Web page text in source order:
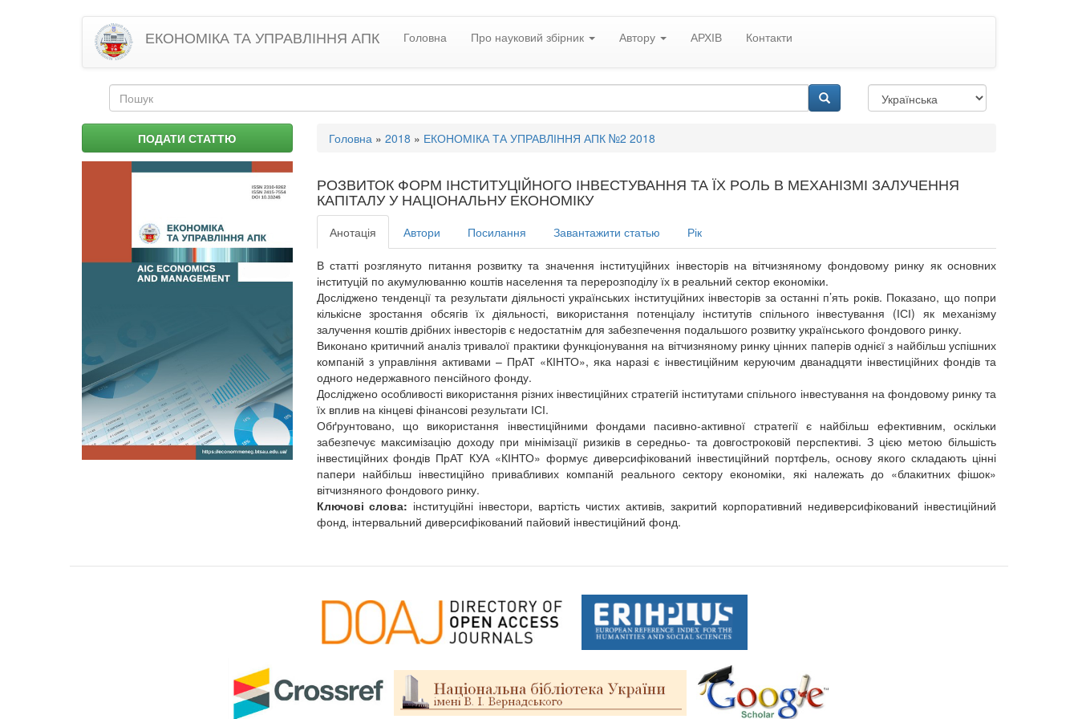
ЕКОНОМІКА ТА УПРАВЛІННЯ АПК Головна Про науковий збірник Автору АРХІВ Контакти
Пошукова
форма
ПОДАТИ СТАТТЮ Ви
тут
Головна » 2018 » ЕКОНОМІКА ТА УПРАВЛІННЯ АПК №2 2018
РОЗВИТОК ФОРМ ІНСТИТУЦІЙНОГО ІНВЕСТУВАННЯ ТА ЇХ РОЛЬ В МЕХАНІЗМІ ЗАЛУЧЕННЯ
КАПІТАЛУ У НАЦІОНАЛЬНУ ЕКОНОМІКУ
Анотація Автори Посилання Завантажити статью Рік
В статті розглянуто питання розвитку та значення інституційних інвесторів на вітчизняному фондовому ринку як основних
інституцій по акумулюванню коштів населення та перерозподілу їх в реальний сектор економіки.
Досліджено тенденції та результати діяльності українських інституційних інвесторів за останні п’ять років. Показано, що попри
кількісне зростання обсягів їх діяльності, використання потенціалу інститутів спільного інвестування (ІСІ) як механізму
залучення коштів дрібних інвесторів є недостатнім для забезпечення подальшого розвитку українського фондового ринку.
Виконано критичний аналіз тривалої практики функціонування на вітчизняному ринку цінних паперів однієї з найбільш успішних
компаній з управління активами – ПрАТ «КІНТО», яка наразі є інвестиційним керуючим дванадцяти інвестиційних фондів та
одного недержавного пенсійного фонду.
Досліджено особливості використання різних інвестиційних стратегій інститутами спільного інвестування на фондовому ринку та
їх вплив на кінцеві фінансові результати ІСІ.
Обґрунтовано, що використання інвестиційними фондами пасивно-активної стратегії є найбільш ефективним, оскільки
забезпечує максимізацію доходу при мінімізації ризиків в середньо- та довгостроковій перспективі. З цією метою більшість
інвестиційних фондів ПрАТ КУА «КІНТО» формує диверсифікований інвестиційний портфель, основу якого складають цінні
папери найбільш інвестиційно привабливих компаній реального сектору економіки, які належать до «блакитних фішок»
вітчизняного фондового ринку.
Ключові слова: інституційні інвестори, вартість чистих активів, закритий корпоративний недиверсифікований інвестиційний
фонд, інтервальний диверсифікований пайовий інвестиційний фонд.